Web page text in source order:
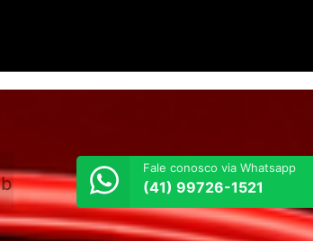
Fale conosco via Whatsapp
(41) 99726-1521